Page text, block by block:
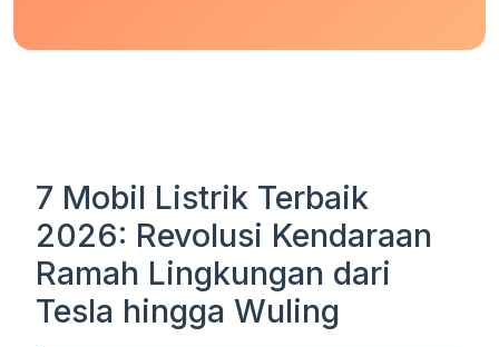
7 Mobil Listrik Terbaik
2026: Revolusi Kendaraan
Ramah Lingkungan dari
Tesla hingga Wuling